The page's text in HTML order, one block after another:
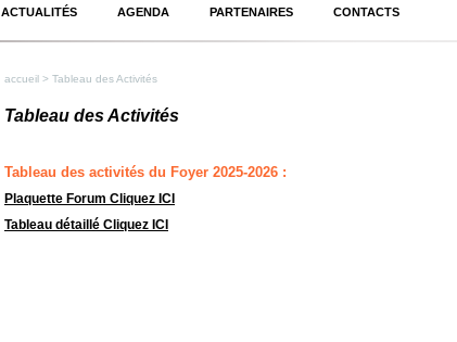
ACTUALITÉS AGENDA PARTENAIRES CONTACTS
accueil > Tableau des Activités
Tableau des Activités
Tableau des activités du Foyer 2025-2026 :
Plaquette Forum Cliquez ICI
Tableau détaillé Cliquez ICI